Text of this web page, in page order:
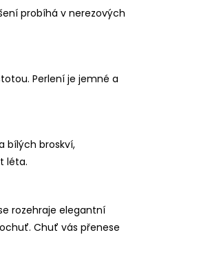
probíhá v nerezových
Perlení je jemné a
bílých broskví,
léta.
rozehraje elegantní
Chuť vás přenese